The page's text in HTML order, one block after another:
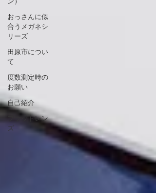
おっさんに似
合うメガネシ
リーズ
田原市につい
て
度数測定時の
お願い
自己紹介
フラットレン
ズ